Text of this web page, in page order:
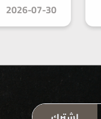
2026-07-30